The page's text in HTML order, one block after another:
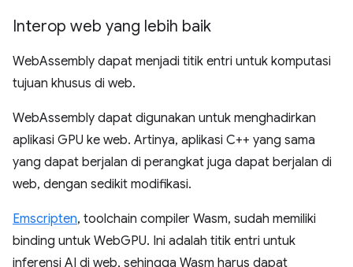
Interop web yang lebih baik
WebAssembly dapat menjadi titik entri untuk komputasi
tujuan khusus di web.
WebAssembly dapat digunakan untuk menghadirkan
aplikasi GPU ke web. Artinya, aplikasi C++ yang sama
yang dapat berjalan di perangkat juga dapat berjalan di
web, dengan sedikit modifikasi.
Emscripten, toolchain compiler Wasm, sudah memiliki
binding untuk WebGPU. Ini adalah titik entri untuk
inferensi AI di web, sehingga Wasm harus dapat